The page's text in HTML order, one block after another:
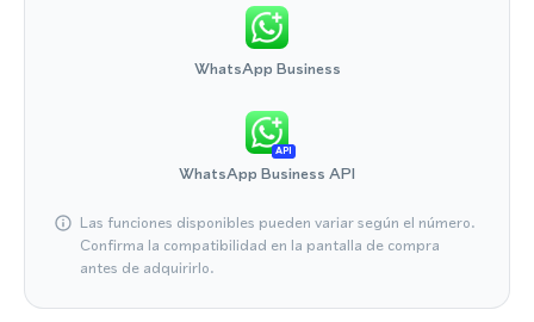
WhatsApp Business
API
WhatsApp Business API
Las funciones disponibles pueden variar según el número.
Confirma la compatibilidad en la pantalla de compra
antes de adquirirlo.